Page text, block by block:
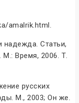
amalrik.html.
надежда. Статьи,
М.: Время, 2006. Т.
русских
М., 2003; Он же.